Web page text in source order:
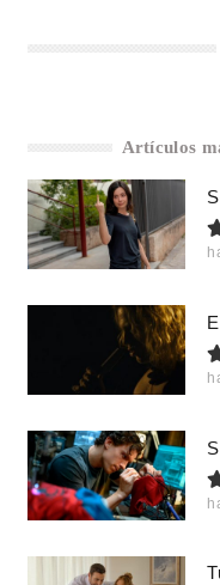
Artículos